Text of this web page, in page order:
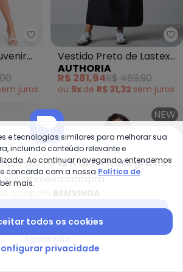
Farm - Vestido Curto Souvenir
juros
Vestido Preto de Lastex
(Preto)
AUTHORIA
R$ 281,94R$ 469,90
ou 9x de R$ 31,32 sem juros
NEW
e ganhe12% OFF + frete grátis
sua primeira compra
e tecnologias similares para melhorar sua
incluindo conteúdo relevante e
Ao continuar navegando, entendemos
concorda com a nossa Política de
mais.
todos os cookies
privacidade